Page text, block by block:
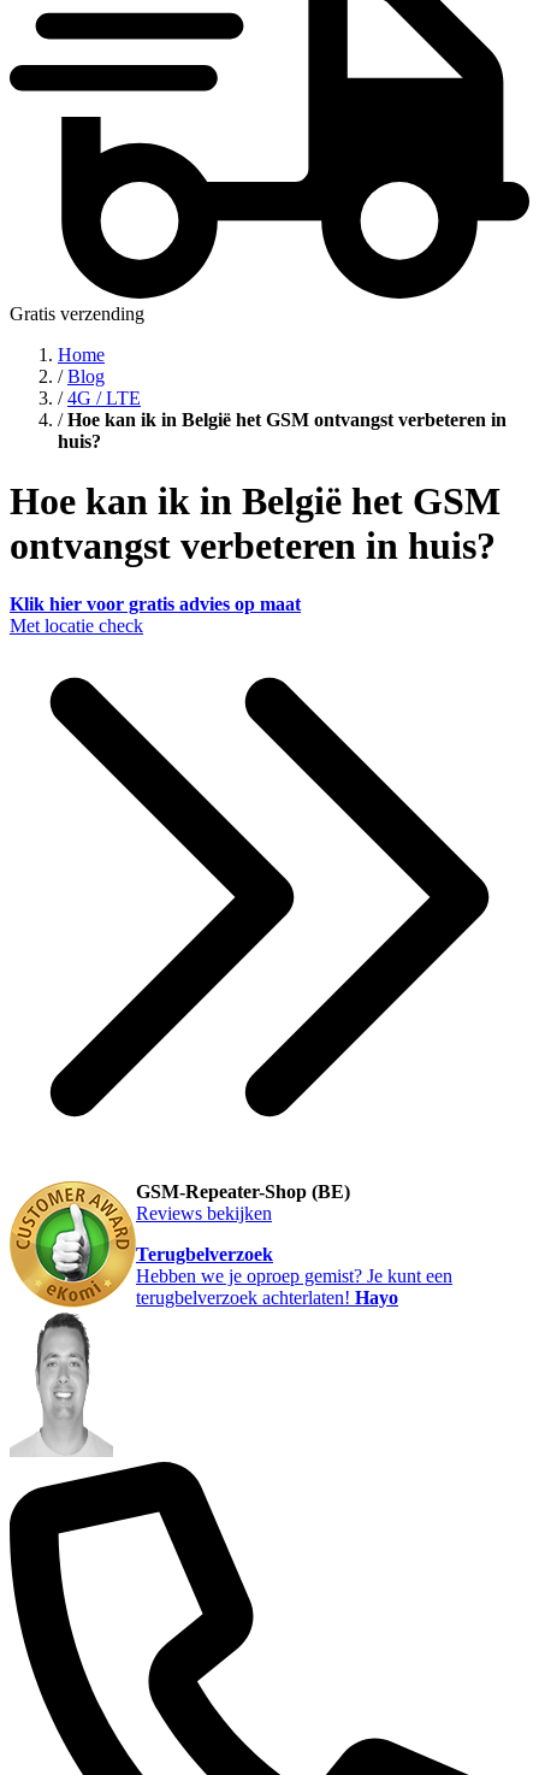
Gratis verzending
Home
/Blog
/4G / LTE
/Hoe kan ik in België het GSM ontvangst verbeteren in
huis?
Hoe kan ik in België het GSM
ontvangst verbeteren in huis?
Klik hier voor gratis advies op maat
Met locatie check
GSM-Repeater-Shop (BE)
Reviews bekijken
Terugbelverzoek
Hebben we je oproep gemist? Je kunt een
terugbelverzoek achterlaten! Hayo